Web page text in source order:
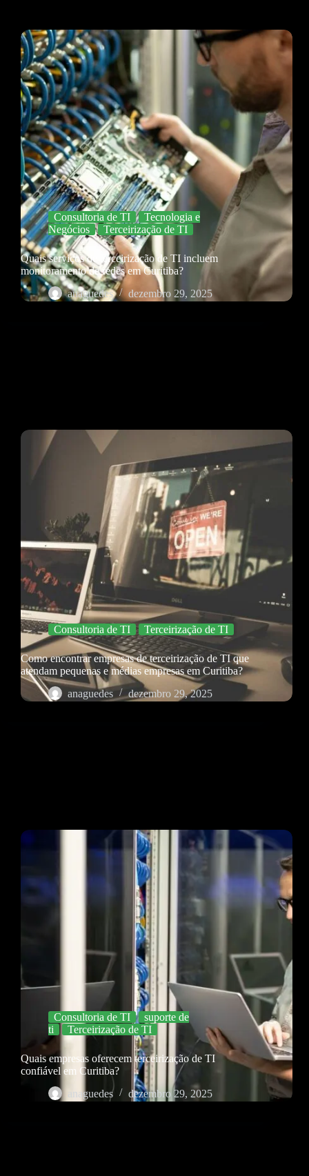
Consultoria de TI
Tecnologia e
Negócios
Terceirização de TI
Quais serviços de terceirização de TI incluem
monitoramento de redes em Curitiba?
anaguedes
dezembro 29, 2025
Consultoria de TI Terceirização de TI
Como encontrar empresas de terceirização de TI que
atendam pequenas e médias empresas em Curitiba?
anaguedes
dezembro 29, 2025
Consultoria de TI
suporte de
ti
Terceirização de TI
Quais empresas oferecem terceirização de TI
confiável em Curitiba?
anaguedes
dezembro 29, 2025